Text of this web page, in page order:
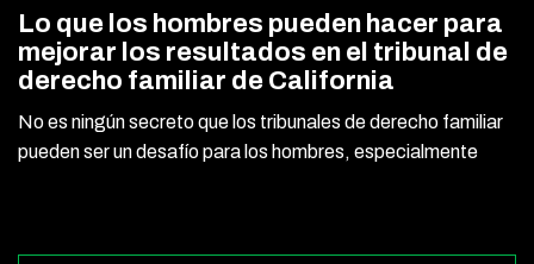
Lo que los hombres pueden hacer para
mejorar los resultados en el tribunal de
derecho familiar de California
No es ningún secreto que los tribunales de derecho familiar
pueden ser un desafío para los hombres, especialmente